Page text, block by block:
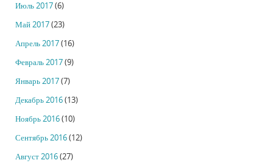
Июль 2017(6)
Май 2017(23)
Апрель 2017(16)
Февраль 2017(9)
Январь 2017(7)
Декабрь 2016(13)
Ноябрь 2016(10)
Сентябрь 2016(12)
Август 2016(27)